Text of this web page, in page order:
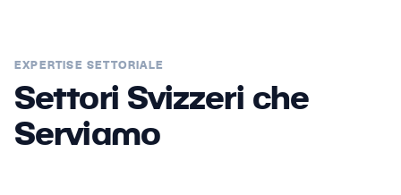
EXPERTISE SETTORIALE
Settori Svizzeri che
Serviamo